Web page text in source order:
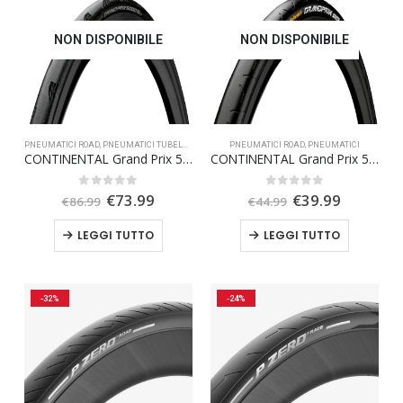
NON DISPONIBILE
PNEUMATICI ROAD, PNEUMATICI TUBELESS PNEUMATICI,OFFERTA SPECIALE
CONTINENTAL Grand Prix 5000 700 x 25 TR
Su 5
€86.99 Il
originale
era:
€86.99.
€73.99
€73.99.
LEGGI TUTTO
NON DISPONIBILE
PNEUMATICI ROAD PNEUMATICI
CONTINENTAL Grand Prix 5000 700X25 BLACK CHILI
Su 5
€44.99 Il
originale
era:
€44.99.
€39.99
€39.99.
LEGGI TUTTO
-32% -24%